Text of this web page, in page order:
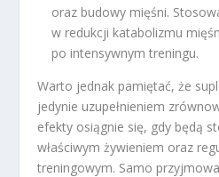
oraz budowy mięśni.
w redukcji katabolizmu
po intensywnym treningu.
Warto jednak pamiętać, że
jedynie uzupełnieniem
efekty osiągnie się, gdy będą
właściwym żywieniem oraz
treningowym. Samo